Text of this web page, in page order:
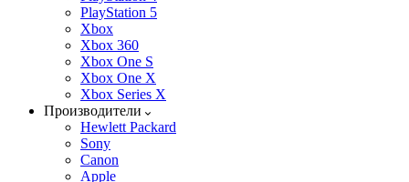
PlayStation 5
Xbox
Xbox 360
Xbox One S
Xbox One X
Xbox Series X
Производители
Hewlett Packard
Sony
Canon
Apple